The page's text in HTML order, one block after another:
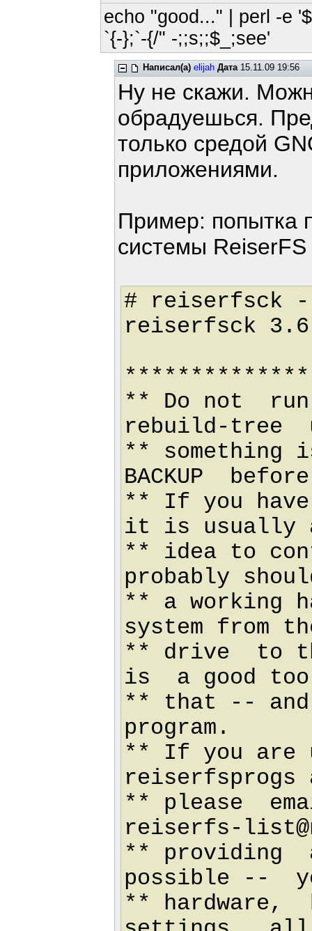
echo "good..." | perl -e
`{-};`-{/" -;;s;;$_;see'
Написал(а) elijah Дата15.11.09 19:56
Ну не скажи.
обрадуешься.
только средой
приложениями.
Пример: попытка
системы
# reiserfsck
reiserfsck
** Do not
rebuild-tree
** something
BACKUP
** If you
it is usually
** idea to
probably
** a working
system from
** drive to
is a good
** that --
** If you are
** please
reiserfs-
** providing
possible --
**